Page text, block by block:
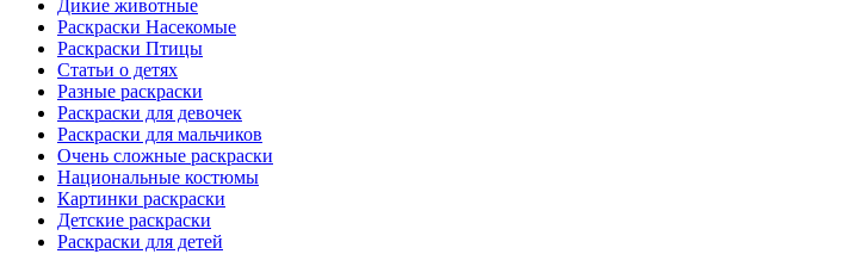
Дикие животные
Раскраски Насекомые
Раскраски Птицы
Статьи о детях
Разные раскраски
Раскраски для девочек
Раскраски для мальчиков
Очень сложные раскраски
Национальные костюмы
Картинки раскраски
Детские раскраски
Раскраски для детей